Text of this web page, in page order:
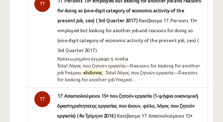
TT
for doing so (one-digit category of economic activity of the
present job, sex) ( 3rd Quarter 2017 ) Κατέβασμα 17. Persons 15+
employed but looking for another job and reasons for doing so
(one-digit category of economic activity of the present job, sex) (
3rd Quarter 2017 )
Καταχωρημένο έγγραφο ή media
Total Λόγος που ζητούν εργασία—Reasons for looking for another
job Υπάρχει κίνδυνος...Total Λόγος που ζητούν εργασία—Reasons
for looking for another job Υπάρχει ...
TT
17. Απασχολούμενοι 15+ που ζητούν εργασία (1-ψήφια οικονομική
δραστηριότητατης εργασίας που έχουν, φύλο, λόγος που ζητούν
εργασία) ( 4ο Τρίμηνο 2016 ) Κατέβασμα 17. Απασχολούμενοι 15+